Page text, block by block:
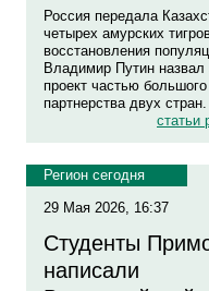
Россия передала
четырех амурских
восстановления
Владимир Путин назвал
проект частью большого
партнерства двух стран.
статьи
Регион сегодня
29 Мая 2026, 16:37
Студенты
написали